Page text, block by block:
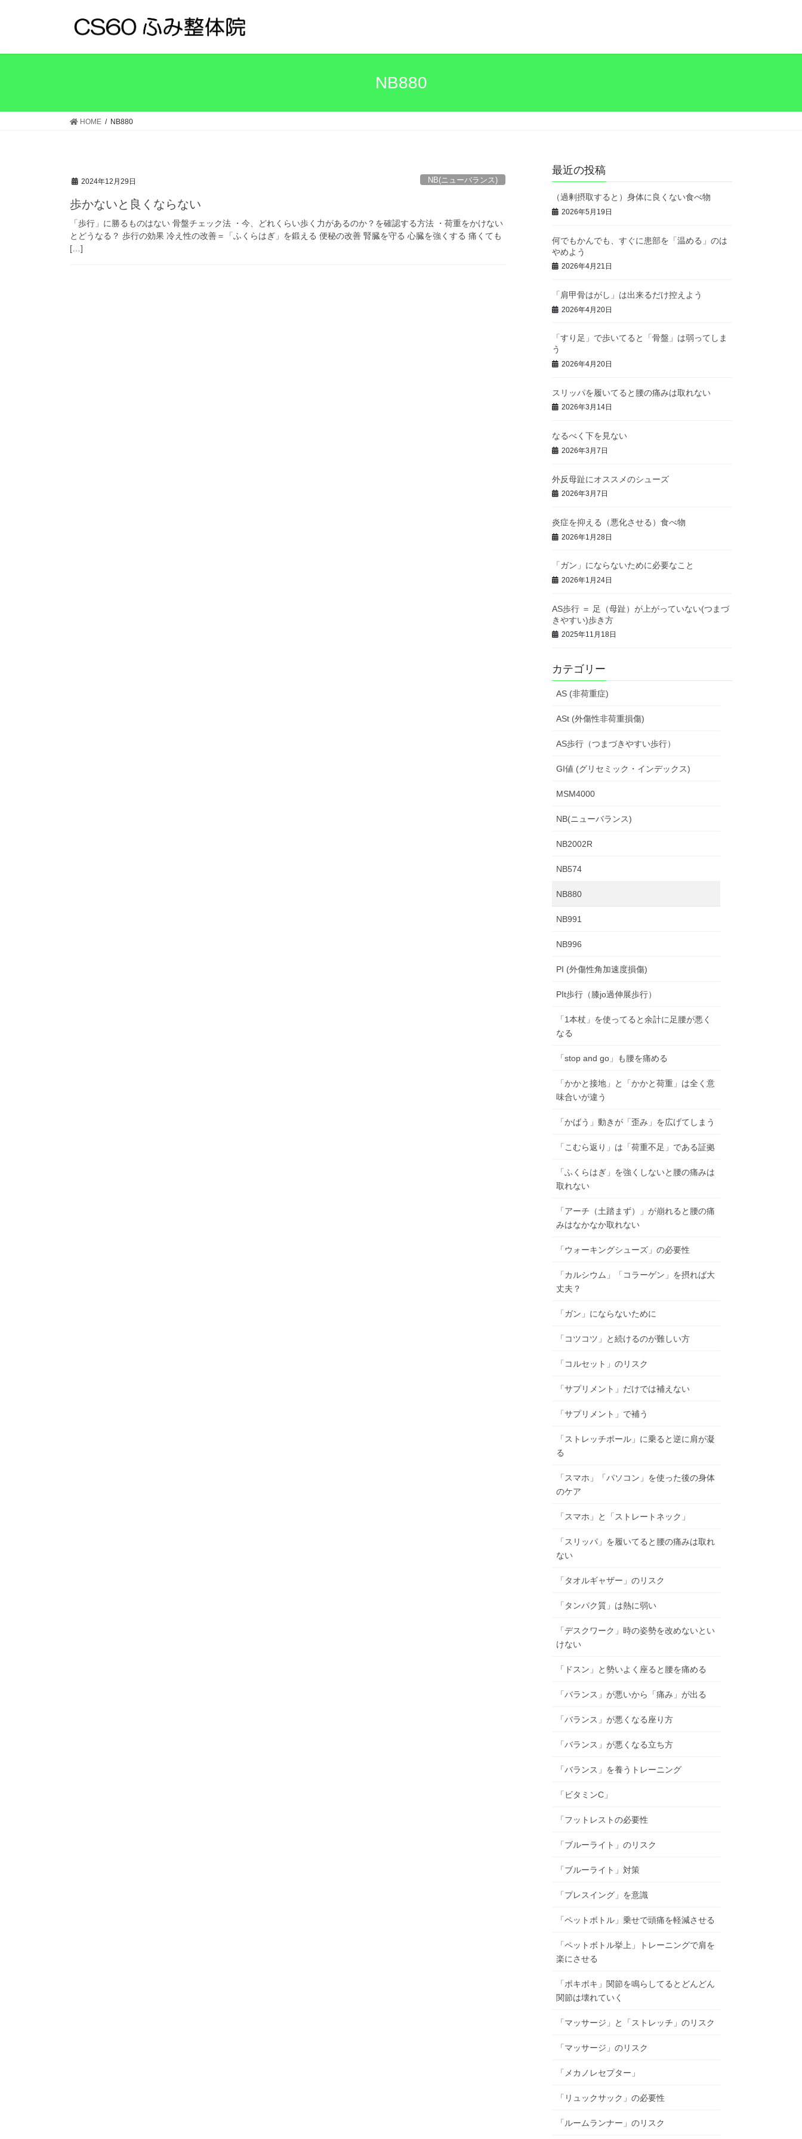
NB880
HOME NB880
2024年12月29日 NB(ニューバランス)
歩かないと良くならない
「歩行」に勝るものはない 骨盤チェック法 ・今、どれくらい歩く力があるのか？を確認する方法 ・荷重をかけない
とどうなる？ 歩行の効果 冷え性の改善＝「ふくらはぎ」を鍛える 便秘の改善 腎臓を守る 心臓を強くする 痛くても
[…]
最近の投稿
（過剰摂取すると）身体に良くない食べ物
2026年5月19日
何でもかんでも、すぐに患部を「温める」のは
やめよう
2026年4月21日
「肩甲骨はがし」は出来るだけ控えよう
2026年4月20日
「すり足」で歩いてると「骨盤」は弱ってしま
う
2026年4月20日
スリッパを履いてると腰の痛みは取れない
2026年3月14日
なるべく下を見ない
2026年3月7日
外反母趾にオススメのシューズ
2026年3月7日
炎症を抑える（悪化させる）食べ物
2026年1月28日
「ガン」にならないために必要なこと
2026年1月24日
AS歩行 ＝ 足（母趾）が上がっていない(つまづ
きやすい)歩き方
2025年11月18日
カテゴリー
AS (非荷重症)
ASt (外傷性非荷重損傷)
AS歩行（つまづきやすい歩行）
GI値 (グリセミック・インデックス)
MSM4000
NB(ニューバランス)
NB2002R
NB574
NB880
NB991
NB996
PI (外傷性角加速度損傷)
PIt歩行（膝jo過伸展歩行）
「1本杖」を使ってると余計に足腰が悪く
なる
「stop and go」も腰を痛める
「かかと接地」と「かかと荷重」は全く意
味合いが違う
「かばう」動きが「歪み」を広げてしまう
「こむら返り」は「荷重不足」である証拠
「ふくらはぎ」を強くしないと腰の痛みは
取れない
「アーチ（土踏まず）」が崩れると腰の痛
みはなかなか取れない
「ウォーキングシューズ」の必要性
「カルシウム」「コラーゲン」を摂れば大
丈夫？
「ガン」にならないために
「コツコツ」と続けるのが難しい方
「コルセット」のリスク
「サプリメント」だけでは補えない
「サプリメント」で補う
「ストレッチポール」に乗ると逆に肩が凝
る
「スマホ」「パソコン」を使った後の身体
のケア
「スマホ」と「ストレートネック」
「スリッパ」を履いてると腰の痛みは取れ
ない
「タオルギャザー」のリスク
「タンパク質」は熱に弱い
「デスクワーク」時の姿勢を改めないとい
けない
「ドスン」と勢いよく座ると腰を痛める
「バランス」が悪いから「痛み」が出る
「バランス」が悪くなる座り方
「バランス」が悪くなる立ち方
「バランス」を養うトレーニング
「ビタミンC」
「フットレストの必要性
「ブルーライト」のリスク
「ブルーライト」対策
「プレスイング」を意識
「ペットボトル」乗せで頭痛を軽減させる
「ペットボトル挙上」トレーニングで肩を
楽にさせる
「ボキボキ」関節を鳴らしてるとどんどん
関節は壊れていく
「マッサージ」と「ストレッチ」のリスク
「マッサージ」のリスク
「メカノレセプター」
「リュックサック」の必要性
「ルームランナー」のリスク